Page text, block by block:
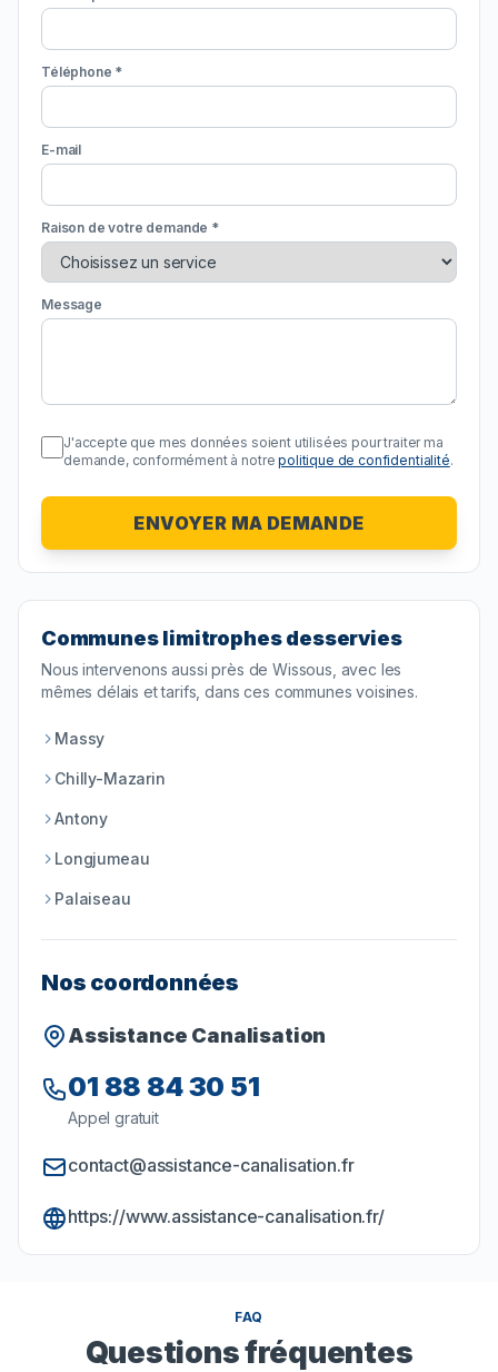
Téléphone *
E-mail
Raison de votre demande *
Message
J'accepte que mes données soient utilisées pour traiter ma
demande, conformément à notre politique de confidentialité.
ENVOYER MA DEMANDE
Communes limitrophes desservies
Nous intervenons aussi près deWissous , avec les
mêmes délais et tarifs, dans ces communes voisines.
Massy
Chilly-Mazarin
Antony
Longjumeau
Palaiseau
Nos coordonnées
Assistance Canalisation
01 88 84 30 51
Appel gratuit
contact@assistance-canalisation.fr
https://www.assistance-canalisation.fr/
FAQ
Questions fréquentes